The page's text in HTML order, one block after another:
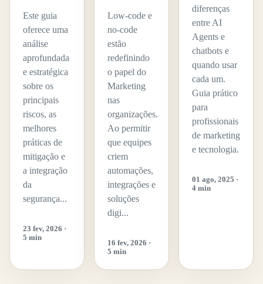
Este guia
oferece uma
análise
aprofundada
e estratégica
sobre os
principais
riscos, as
melhores
práticas de
mitigação e
a integração
da
segurança...
23 fev, 2026 ·
5 min
Low-code e
no-code
estão
redefinindo
o papel do
Marketing
nas
organizações.
Ao permitir
que equipes
criem
automações,
integrações e
soluções
digi...
16 fev, 2026 ·
5 min
diferenças
entre AI
Agents e
chatbots e
quando usar
cada um.
Guia prático
para
profissionais
de marketing
e tecnologia.
01 ago, 2025 ·
4 min